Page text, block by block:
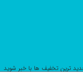
ترین تخفیف ها با خبر شوید